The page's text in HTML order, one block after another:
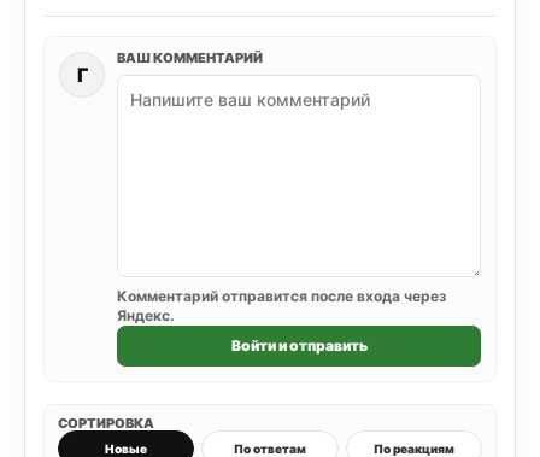
Г
ВАШ КОММЕНТАРИЙ
Комментарий отправится после входа через
Яндекс.
Войти и отправить
СОРТИРОВКА
Новые По ответам По реакциям